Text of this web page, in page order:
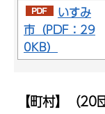
いすみ
市（PDF：29
0KB）
【町村】（20